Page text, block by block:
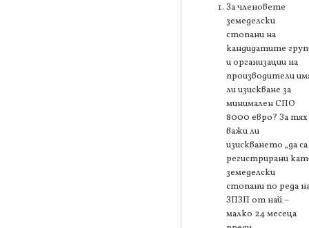
За членовете
земеделски
стопани на
кандидатите
и организации на
производители
ли изискване за
минимален СПО
8000 евро? За тях
важи ли
изискването „да са
регистрирани
земеделски
стопани по реда
ЗПЗП от най –
малко 24 месеца